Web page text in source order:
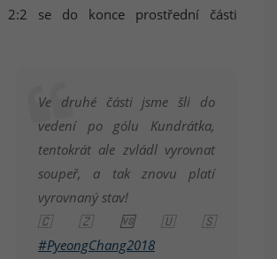
2:2 se do konce prostřední části
Ve druhé části jsme šli do
vedení po gólu Kundrátka,
tentokrát ale zvládl vyrovnat
soupeř, a tak znovu platí
vyrovnaný stav!
🇨🇿🆚🇺🇸
#PyeongChang2018